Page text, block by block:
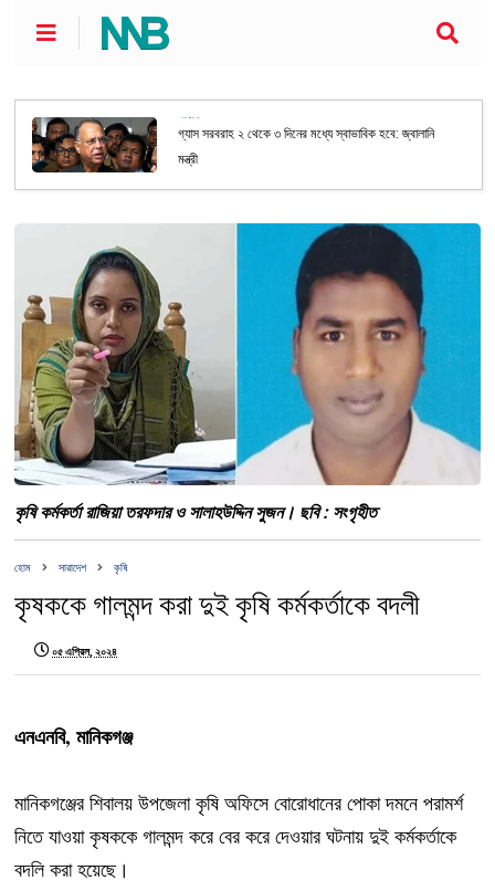
গ্যাস সরবরাহ ২ থেকে ৩ দিনের মধ্যে স্বাভাবিক হবে: জ্বালানি
মন্ত্রী
কৃষি কর্মকর্তা রাজিয়া তরফদার ও সালাহউদ্দিন সুজন। ছবি : সংগৃহীত
হোম সারাদেশ কৃষি
কৃষককে গালমন্দ করা দুই কৃষি কর্মকর্তাকে বদলী
০৫ এপ্রিল, ২০২৪
এনএনবি, মানিকগঞ্জ
মানিকগঞ্জের শিবালয় উপজেলা কৃষি অফিসে বোরোধানের পোকা দমনে পরামর্শ
নিতে যাওয়া কৃষককে গালমন্দ করে বের করে দেওয়ার ঘটনায় দুই কর্মকর্তাকে
বদলি করা হয়েছে।